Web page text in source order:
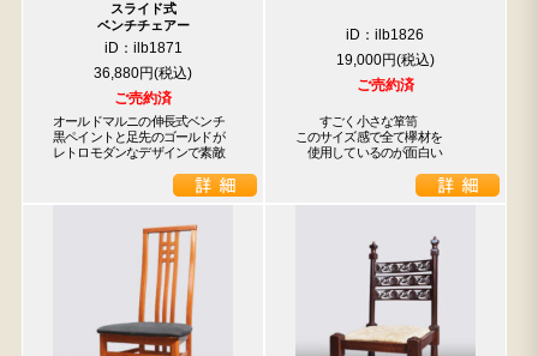
スライド式
ベンチチェアー
iD：ilb1871
36,880円
ご売約済
オールドマルニの伸長式ベンチ
黒ペイントと足先のゴールドが
レトロモダンなデザインで素敵
iD：ilb1826
19,000円
ご売約済
すごく小さな箪笥
このサイズ感で全て欅材を
使用しているのが面白い